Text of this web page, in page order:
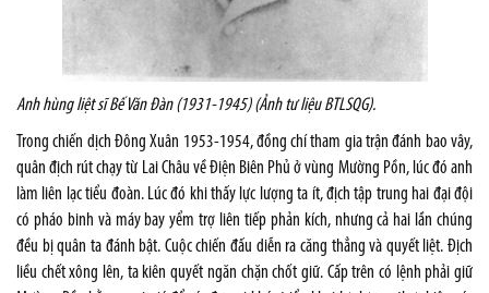
Anh hùng liệt sĩ Bế Văn Đàn (1931-1945) (Ảnh tư liệu BTLSQG).
Trong chiến dịch Đông Xuân 1953-1954, đồng chí tham gia trận đánh bao vây,
quân địch rút chạy từ Lai Châu về Điện Biên Phủ ở vùng Mường Pồn, lúc đó anh
làm liên lạc tiểu đoàn. Lúc đó khi thấy lực lượng ta ít, địch tập trung hai đại đội
có pháo binh và máy bay yểm trợ liên tiếp phản kích, nhưng cả hai lần chúng
đều bị quân ta đánh bật. Cuộc chiến đấu diễn ra căng thẳng và quyết liệt. Địch
liều chết xông lên, ta kiên quyết ngăn chặn chốt giữ. Cấp trên có lệnh phải giữ